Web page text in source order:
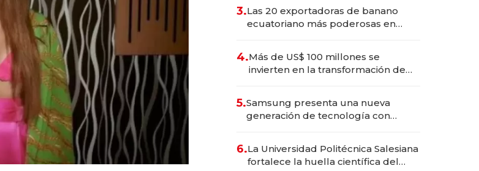
3.Las 20 exportadoras de banano
ecuatoriano más poderosas en
4.Más de US$ 100 millones se
invierten en la transformación de
5.Samsung presenta una nueva
generación de tecnología con
6.La Universidad Politécnica Salesiana
fortalece la huella científica del